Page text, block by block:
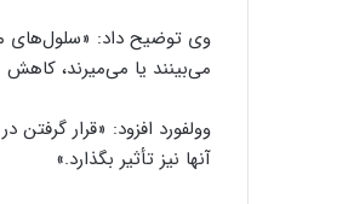
وی توضیح داد: «سلول‌های
می‌بینند یا می‌میرند،
وولفورد افزود: «قرار
آنها نیز تأثیر بگذارد.»